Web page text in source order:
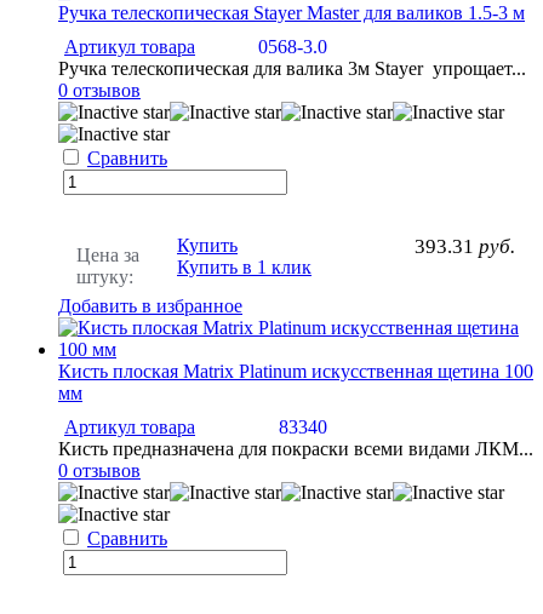
Ручка телескопическая Stayer Master для валиков 1.5-3 м
Артикул товара
0568-3.0
Ручка телескопическая для валика 3м Stayer упрощает...
0 отзывов
Сравнить
Цена за
штуку:
393.31 руб.
Купить
Купить в 1 клик
Добавить в избранное
Кисть плоская Matrix Platinum искусственная щетина 100
мм
Артикул товара
83340
Кисть предназначена для покраски всеми видами ЛКМ...
0 отзывов
Сравнить